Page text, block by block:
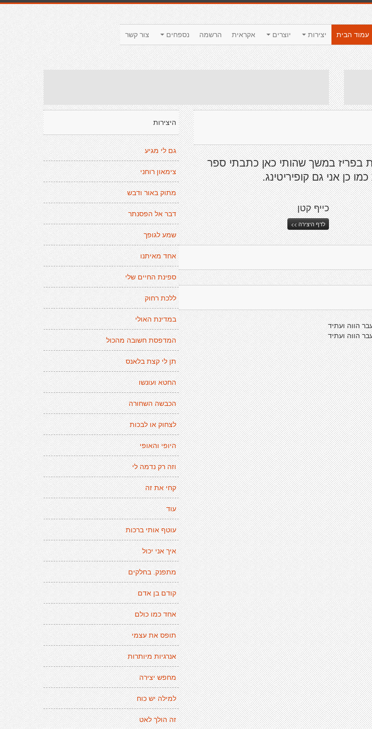
צור קשר נספחים הרשמה אקראית יוצרים יצירות
עמוד הבית
היצירות
גם לי מגיע
צימאון רוחני
מתוק באור ודבש
דבר אל הפסנתר
שמע לגופך
אחד מאיתנו
ספינת החיים שלי
ללכת רחוק
במדינת האולי
המדפסת חשובה מהכול
תן לי קצת בלאנס
החטא ועונשו
הכבשה השחורה
לצחוק או לבכות
היופי והאופי
וזה רק נדמה לי
קחי את זה
עוד
עוטף אותי ברכות
איך אני יכול
מתפנק. בחלקים
קודם בן אדם
אחד כמו כולם
תופס את עצמי
אנרגיות מיותרות
מחפש יצירה
למילה יש כוח
זה הולך לאט
בפריז במשך שהותי כאן כתבתי ספר
כן אני גם קופיריטינג.
כייף קטן
לדף היצירה >>
הווה ועתיד
הווה ועתיד